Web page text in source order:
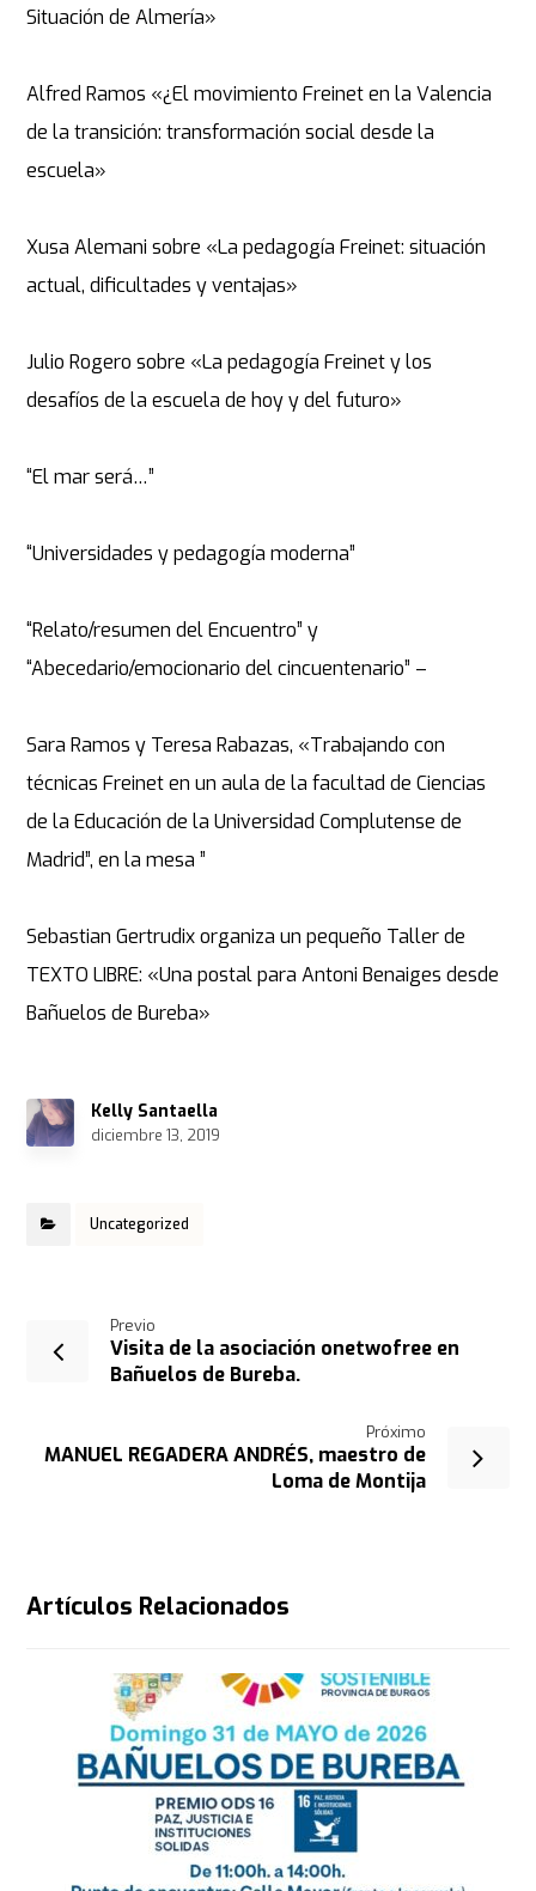
Situación de Almería»
Alfred Ramos «¿El movimiento Freinet en la Valencia
de la transición: transformación social desde la
escuela»
Xusa Alemani sobre «La pedagogía Freinet: situación
actual, dificultades y ventajas»
Julio Rogero sobre «La pedagogía Freinet y los
desafíos de la escuela de hoy y del futuro»
“El mar será…”
“Universidades y pedagogía moderna”
“Relato/resumen del Encuentro” y
“Abecedario/emocionario del cincuentenario” –
Sara Ramos y Teresa Rabazas, «Trabajando con
técnicas Freinet en un aula de la facultad de Ciencias
de la Educación de la Universidad Complutense de
Madrid”, en la mesa ”
Sebastian Gertrudix organiza un pequeño Taller de
TEXTO LIBRE: «Una postal para Antoni Benaiges desde
Bañuelos de Bureba»
Kelly Santaella
diciembre 13, 2019
Uncategorized
Previo
Visita de la asociación onetwofree en
Bañuelos de Bureba.
Próximo
MANUEL REGADERA ANDRÉS, maestro de
Loma de Montija
Artículos Relacionados